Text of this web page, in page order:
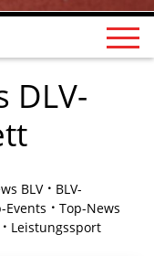
DLV-
BLV
BLV-
Events
Top-News
Leistungssport